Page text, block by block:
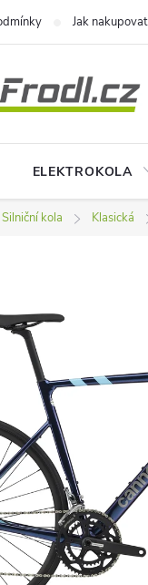
Jak nakupovat
ELEKTROKOLA
Silniční kola Klasická